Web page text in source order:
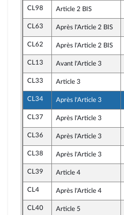
CL98 Article 2 BIS
CL63 Après l'Article 2 BIS
CL62 Après l'Article 2 BIS
CL13 Avant l'Article 3
CL33 Article 3
CL34 Après l'Article 3
CL37 Après l'Article 3
CL36 Après l'Article 3
CL38 Après l'Article 3
CL39 Article 4
CL4 Après l'Article 4
CL40 Article 5